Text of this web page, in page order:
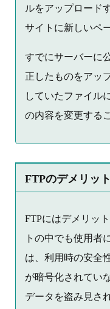
ルをアップロード
サイトに新しいペ
すでにサーバーに
正したものをアッ
していたファイル
の内容を変更する
FTPのデメリッ
FTPにはデメリッ
トの中でも使用者
は、利用時の安全
が暗号化されてい
データを盗み見さ